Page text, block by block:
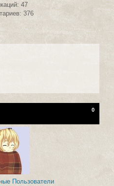
47
376
0
Пользователи